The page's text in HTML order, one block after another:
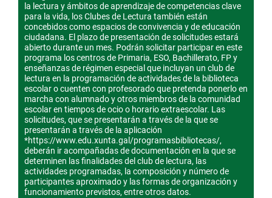
la lectura y ámbitos de aprendizaje de competencias clave
para la vida, los Clubes de Lectura también están
concebidos como espacios de convivencia y de educación
ciudadana. El plazo de presentación de solicitudes estará
abierto durante un mes. Podrán solicitar participar en este
programa los centros de Primaria, ESO, Bachillerato, FP y
enseñanzas de régimen especial que incluyan un club de
lectura en la programación de actividades de la biblioteca
escolar o cuenten con profesorado que pretenda ponerlo en
marcha con alumnado y otros miembros de la comunidad
escolar en tiempos de ocio o horario extraescolar. Las
solicitudes, que se presentarán a través de la que se
presentarán a través de la aplicación
*https://www.edu.xunta.gal/programasbibliotecas/,
deberán ir acompañadas de documentación en la que se
determinen las finalidades del club de lectura, las
actividades programadas, la composición y número de
participantes aproximado y las formas de organización y
funcionamiento previstos, entre otros datos.